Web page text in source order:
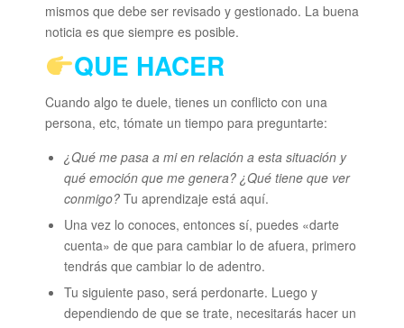
mismos que debe ser revisado y gestionado. La buena
noticia es que siempre es posible.
QUE HACER
Cuando algo te duele, tienes un conflicto con una
persona, etc, tómate un tiempo para preguntarte:
¿Qué me pasa a mi en relación a esta situación y
qué emoción que me genera? ¿Qué tiene que ver
conmigo?Tu aprendizaje está aquí.
Una vez lo conoces, entonces sí, puedes «darte
cuenta» de que para cambiar lo de afuera, primero
tendrás que cambiar lo de adentro.
Tu siguiente paso, será perdonarte. Luego y
dependiendo de que se trate, necesitarás hacer un